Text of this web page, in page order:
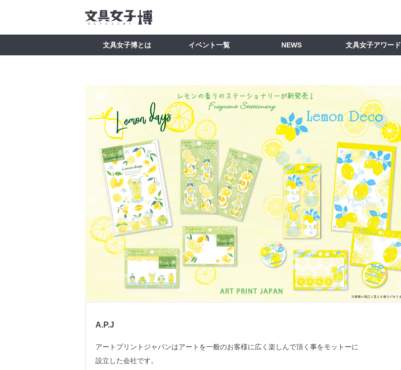
文具女子博とは イベント一覧 NEWS 文具女子アワード
A.P.J
アートプリントジャパンはアートを一般のお客様に広く楽しんで頂く事をモットーに
設立した会社です。